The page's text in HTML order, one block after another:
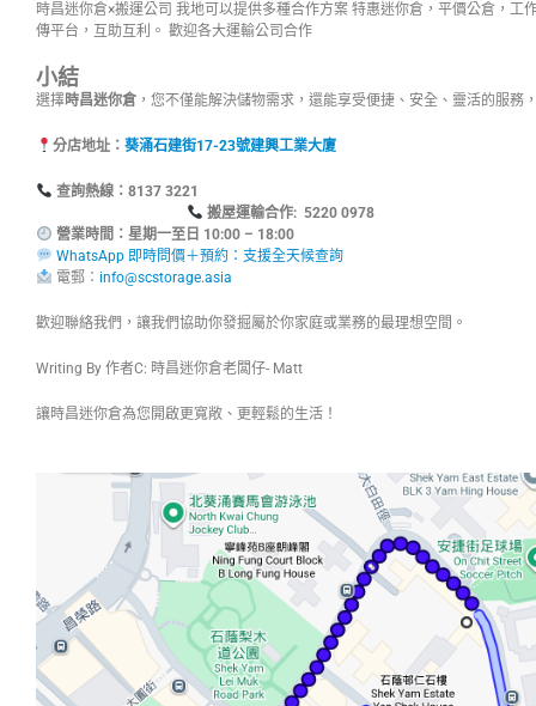
時昌迷你倉×搬運公司 我地可以提供多種合作方案 特惠迷你倉，平價公倉，工
傳平台，互助互利。 歡迎各大運輸公司合作
小結
選擇時昌迷你倉 ，您不僅能解決儲物需求，還能享受便捷、安全、靈活的服務
分店地址： 葵涌石建街17-23號建興工業大廈
查詢熱線：
搬屋運輸合作: 5220 0978
營業時間：星期一至日 10:00 – 18:00
WhatsApp 即時問價＋預約：支援全天候查詢
電郵： info@scstorage.asia
歡迎聯絡我們，讓我們協助你發掘屬於你家庭或業務的最理想空間。
Writing By 作者C: 時昌迷你倉老闆仔- Matt
讓時昌迷你倉為您開啟更寬敞、更輕鬆的生活！